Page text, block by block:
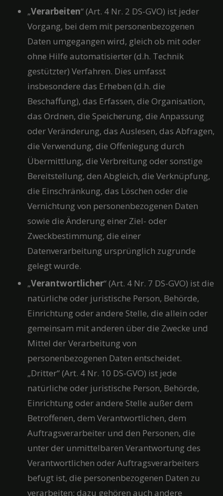
„Verarbeiten“ (Art. 4 Nr. 2 DS-GVO) ist jeder
Vorgang, bei dem mit personenbezogenen
Daten umgegangen wird, gleich ob mit oder
ohne Hilfe automatisierter (d.h. Technik
gestützter) Verfahren. Dies umfasst
insbesondere das Erheben (d.h. die
Beschaffung), das Erfassen, die Organisation,
das Ordnen, die Speicherung, die Anpassung
oder Veränderung, das Auslesen, das Abfragen,
die Verwendung, die Offenlegung durch
Übermittlung, die Verbreitung oder sonstige
Bereitstellung, den Abgleich, die Verknüpfung,
die Einschränkung, das Löschen oder die
Vernichtung von personenbezogenen Daten
sowie die Änderung einer Ziel- oder
Zweckbestimmung, die einer
Datenverarbeitung ursprünglich zugrunde
gelegt wurde.
„Verantwortlicher“ (Art. 4 Nr. 7 DS-GVO) ist die
natürliche oder juristische Person, Behörde,
Einrichtung oder andere Stelle, die allein oder
gemeinsam mit anderen über die Zwecke und
Mittel der Verarbeitung von
personenbezogenen Daten entscheidet.
„Dritter“ (Art. 4 Nr. 10 DS-GVO) ist jede
natürliche oder juristische Person, Behörde,
Einrichtung oder andere Stelle außer dem
Betroffenen, dem Verantwortlichen, dem
Auftragsverarbeiter und den Personen, die
unter der unmittelbaren Verantwortung des
Verantwortlichen oder Auftragsverarbeiters
befugt ist, die personenbezogenen Daten zu
verarbeiten; dazu gehören auch andere